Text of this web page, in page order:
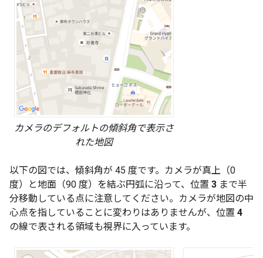
カメラのデフォルトの傾斜角で表示さ
れた地図
以下の図では、傾斜角が 45 度です。カメラが真上（0
度）と地面（90 度）を結ぶ円弧に沿って、位置 3 まで半
分移動している点に注意してください。カメラが地図の中
心点を指していることに変わりはありませんが、位置 4
の線で表される領域も視界に入っています。